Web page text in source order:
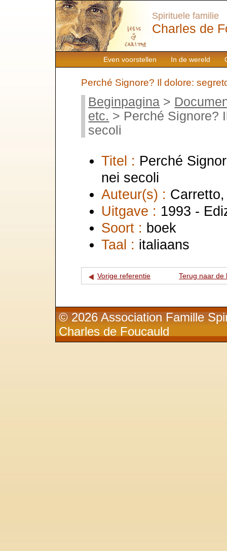
Even voorstellen In de wereld
Spirituele familie
Charles de
Perché Signore? Il dolore:
Beginpagina >
etc. > Perché Signore?
secoli
Titel : Perché
nei secoli
Auteur(s) :
Uitgave : 1993 -
Soort : boek
Taal : italiaans
Vorige referentie Terug naar de
© 2026 Association Famille
Charles de Foucauld